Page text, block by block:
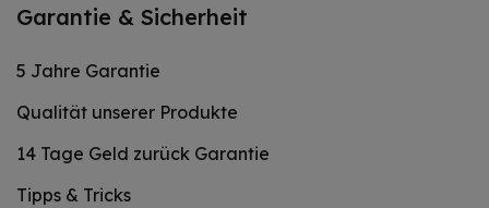
Garantie & Sicherheit
5 Jahre Garantie
Qualität unserer Produkte
14 Tage Geld zurück Garantie
Tipps & Tricks